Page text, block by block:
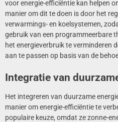
voor energie-efficiëntie kan helpen
manier om dit te doen is door het
verwarmings- en koelsystemen,
gebruik van een programmeerbare
het energieverbruik te verminderen
aan te passen op basis van de
Integratie van
Het integreren van duurzame
manier om energie-efficiëntie te
populaire keuze, omdat ze zonne-